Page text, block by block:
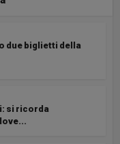
due biglietti della
si ricorda